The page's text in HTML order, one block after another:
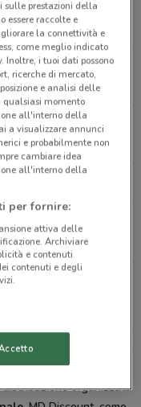
San Paolo
e i negozi
in Via Roggia
Via Guglielmo
28 Treviolo, Via
Bergamo, Via Ghislandi
i negozi sono aperti tutti
migliori prodotti per la
organizzata
sulle prestazioni della
essere raccolte e
la connettività e
come meglio indicato
Inoltre, i tuoi dati possono
ricerche di mercato,
e analisi delle
qualsiasi momento
all'interno della
a visualizzare annunci
e probabilmente non
cambiare idea
all'interno della
per fornire:
attiva delle
Archiviare
e contenuti
contenuti e degli